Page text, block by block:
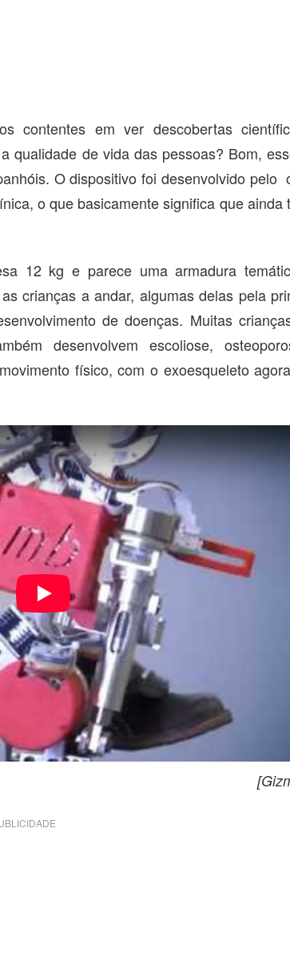
contentes em ver descobertas
qualidade de vida das pessoas? Bom,
O dispositivo foi desenvolvido pelo
o que basicamente significa que ainda
12 kg e parece uma armadura
crianças a andar, algumas delas pela
de doenças. Muitas
desenvolvem escoliose,
físico, com o exoesqueleto